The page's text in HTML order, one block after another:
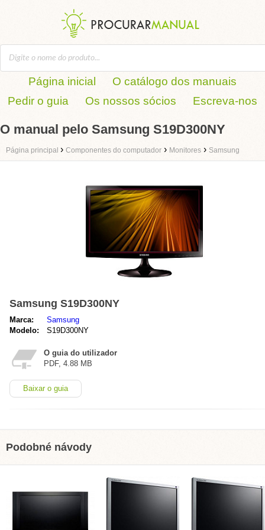
Página inicial
O catálogo dos manuais
Pedir o guia
Os nossos sócios Escreva-nos
O manual pelo Samsung S19D300NY
Página principal › Componentes do computador › Monitores › Samsung
Samsung S19D300NY
Marca:
Samsung
Modelo:
S19D300NY
O guia do utilizador
PDF, 4.88 MB
Baixar o guia
Podobné návody